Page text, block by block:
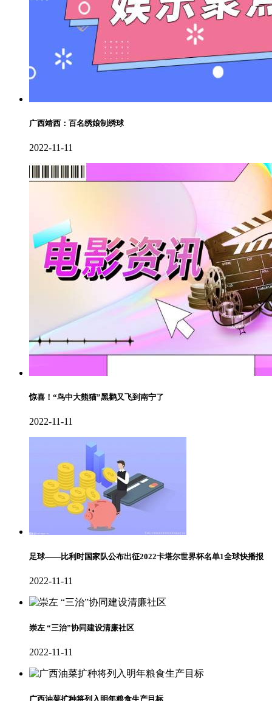
广西靖西：百名绣娘制绣球
2022-11-11
惊喜！“鸟中大熊猫”黑鹳又飞到南宁了
2022-11-11
足球——比利时国家队公布出征2022卡塔尔世界杯名单1全球快播报
2022-11-11
崇左 “三治”协同建设清廉社区
2022-11-11
广西油菜扩种将列入明年粮食生产目标